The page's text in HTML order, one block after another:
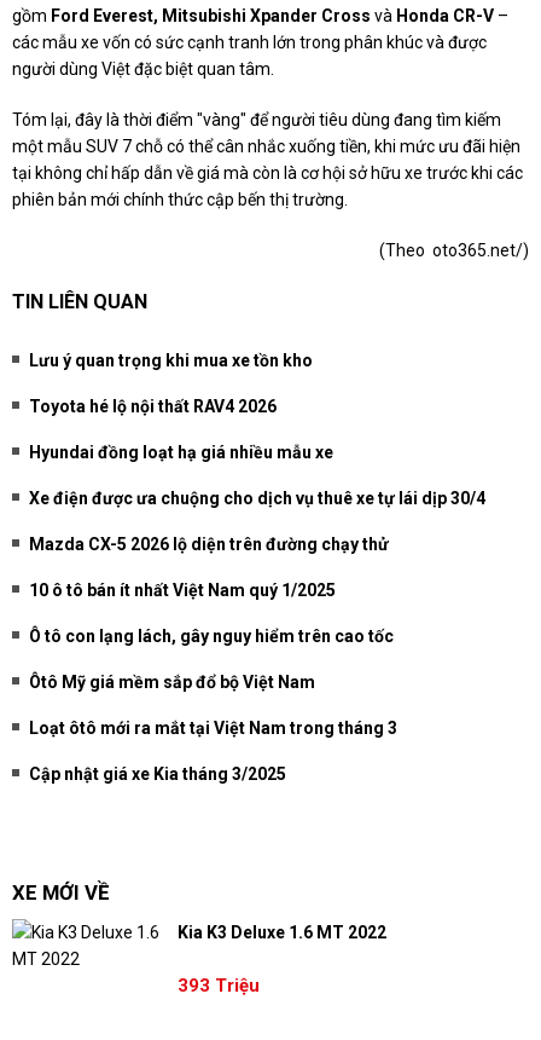
gồm Ford Everest, Mitsubishi Xpander Cross và Honda CR-V –
các mẫu xe vốn có sức cạnh tranh lớn trong phân khúc và được
người dùng Việt đặc biệt quan tâm.
Tóm lại, đây là thời điểm "vàng" để người tiêu dùng đang tìm kiếm
một mẫu SUV 7 chỗ có thể cân nhắc xuống tiền, khi mức ưu đãi hiện
tại không chỉ hấp dẫn về giá mà còn là cơ hội sở hữu xe trước khi các
phiên bản mới chính thức cập bến thị trường.
(Theo oto365.net/)
TIN LIÊN QUAN
Lưu ý quan trọng khi mua xe tồn kho
Toyota hé lộ nội thất RAV4 2026
Hyundai đồng loạt hạ giá nhiều mẫu xe
Xe điện được ưa chuộng cho dịch vụ thuê xe tự lái dịp 30/4
Mazda CX-5 2026 lộ diện trên đường chạy thử
10 ô tô bán ít nhất Việt Nam quý 1/2025
Ô tô con lạng lách, gây nguy hiểm trên cao tốc
Ôtô Mỹ giá mềm sắp đổ bộ Việt Nam
Loạt ôtô mới ra mắt tại Việt Nam trong tháng 3
Cập nhật giá xe Kia tháng 3/2025
XE MỚI VỀ
Kia K3 Deluxe 1.6 MT 2022
393 Triệu